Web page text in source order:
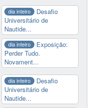
dia inteiro
Desafio
Universitário de
Nautide...
dia inteiro
Exposição:
Perder Tudo.
Novament...
dia inteiro
Desafio
Universitário de
Nautide...